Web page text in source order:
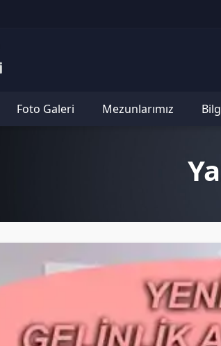
Foto Galeri Mezunlarımız